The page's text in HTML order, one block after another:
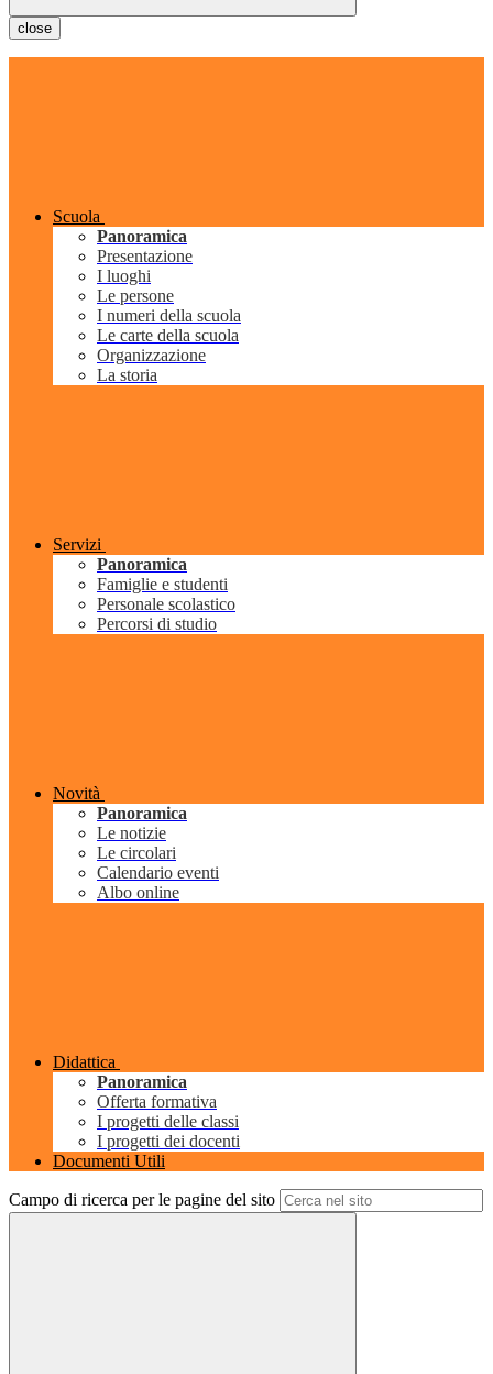
close
Scuola
Panoramica
Presentazione
I luoghi
Le persone
I numeri della scuola
Le carte della scuola
Organizzazione
La storia
Servizi
Panoramica
Famiglie e studenti
Personale scolastico
Percorsi di studio
Novità
Panoramica
Le notizie
Le circolari
Calendario eventi
Albo online
Didattica
Panoramica
Offerta formativa
I progetti delle classi
I progetti dei docenti
Documenti Utili
Campo di ricerca per le pagine del sito